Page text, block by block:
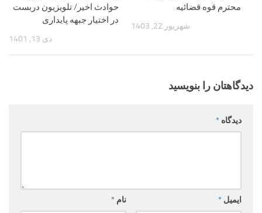
حوادث اخیر/ تلویزیون دربست
در اختیار جبهه پایداری
دی 13, 1401
محترم قوه قضائیه
شهریور 22, 1403
دیدگاهتان را بنویسید
دیدگاه *
نام * ایمیل *